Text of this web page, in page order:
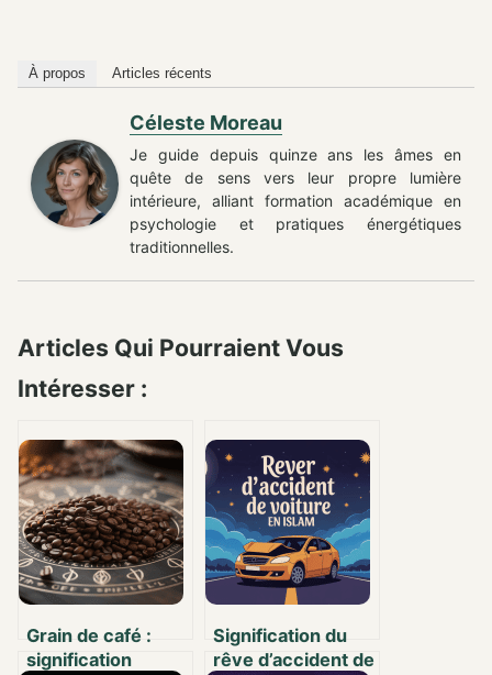
À propos Articles récents
Céleste Moreau
Je guide depuis quinze ans les âmes en
quête de sens vers leur propre lumière
intérieure, alliant formation académique en
psychologie et pratiques énergétiques
traditionnelles.
Articles Qui Pourraient Vous
Intéresser :
Grain de café :
signification
Signification du
rêve d’accident de